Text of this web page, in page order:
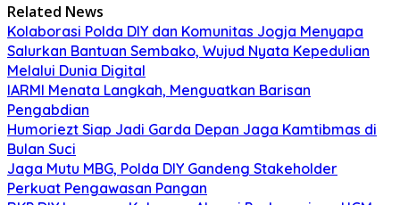
Related News
Kolaborasi Polda DIY dan Komunitas Jogja Menyapa
Salurkan Bantuan Sembako, Wujud Nyata Kepedulian
Melalui Dunia Digital
IARMI Menata Langkah, Menguatkan Barisan
Pengabdian
Humoriezt Siap Jadi Garda Depan Jaga Kamtibmas di
Bulan Suci
Jaga Mutu MBG, Polda DIY Gandeng Stakeholder
Perkuat Pengawasan Pangan